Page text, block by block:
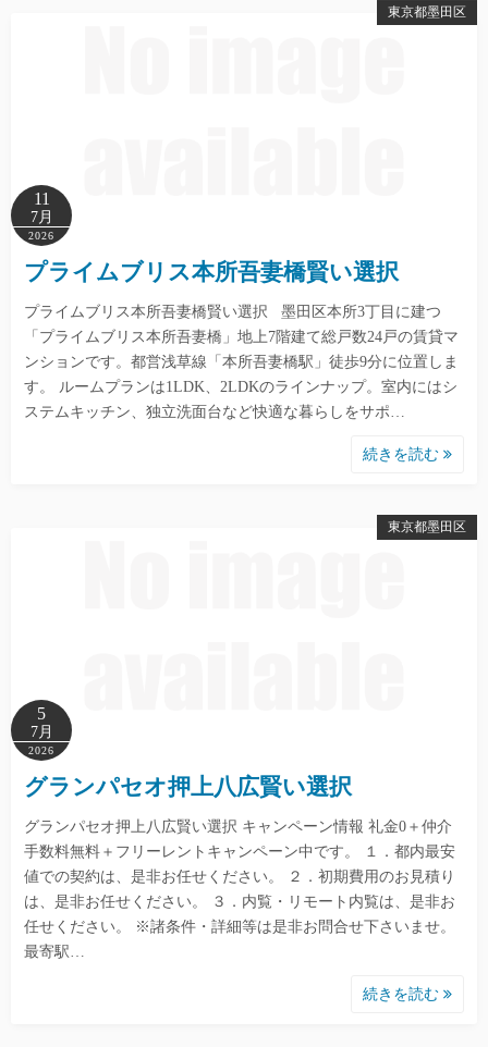
東京都墨田区
11
7月
2026
プライムブリス本所吾妻橋賢い選択
プライムブリス本所吾妻橋賢い選択 墨田区本所3丁目に建つ
「プライムブリス本所吾妻橋」地上7階建て総戸数24戸の賃貸マ
ンションです。都営浅草線「本所吾妻橋駅」徒歩9分に位置しま
す。 ルームプランは1LDK、2LDKのラインナップ。室内にはシ
ステムキッチン、独立洗面台など快適な暮らしをサポ…
続きを読む
東京都墨田区
5
7月
2026
グランパセオ押上八広賢い選択
グランパセオ押上八広賢い選択 キャンペーン情報 礼金0＋仲介
手数料無料＋フリーレントキャンペーン中です。 １．都内最安
値での契約は、是非お任せください。 ２．初期費用のお見積り
は、是非お任せください。 ３．内覧・リモート内覧は、是非お
任せください。 ※諸条件・詳細等は是非お問合せ下さいませ。
最寄駅…
続きを読む